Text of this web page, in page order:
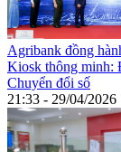
Agribank đồng
Kiosk thông minh:
Chuyển đổi số
21:33 - 29/04/2026